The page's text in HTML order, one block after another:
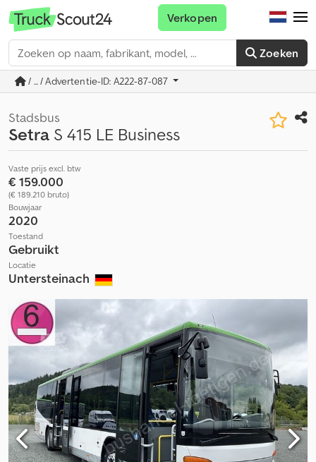
Zoeken
Verkopen
/ ... / Advertentie-ID: A222-87-087
Stadsbus
Setra S 415 LE Business
Vaste prijs excl. btw
€ 159.000
(€ 189.210 bruto)
Bouwjaar
2020
Toestand
Gebruikt
Locatie
Untersteinach